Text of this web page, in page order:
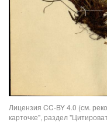
Лицензия CC-BY 4.0 (см.
карточке", раздел